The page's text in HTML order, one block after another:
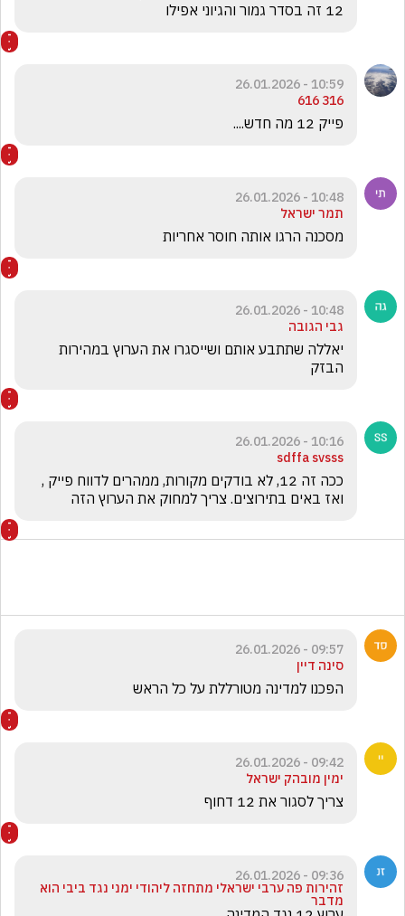
12 זה בסדר גמור והגיוני אפילו
10:59 - 26.01.2026
316 616
פייק 12 מה חדש....
10:48 - 26.01.2026
תמר ישראל
מסכנה הרגו אותה חוסר אחריות
10:48 - 26.01.2026
גבי הגובה
הבזק
10:16 - 26.01.2026
sdffa svsss
ואז באים בתירוצים. צריך למחוק את הערוץ הזה
09:57 - 26.01.2026
סינה דיין
הפכנו למדינה מטורללת על כל הראש
09:42 - 26.01.2026
ימין מובהק ישראל
צריך לסגור את 12 דחוף
09:36 - 26.01.2026
זהירות פה ערבי ישראלי מתחזה ליהודי ימני נגד ביבי הוא
מדבר